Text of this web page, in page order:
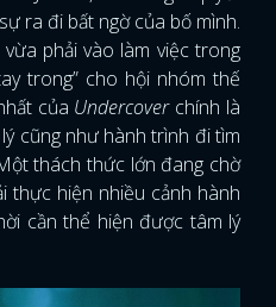
ra đi bất ngờ của bố mình.
phải vào làm việc trong
trong” cho hội nhóm thế
của Undercoverchính là
cũng như hành trình đi tìm
thách thức lớn đang chờ
thực hiện nhiều cảnh hành
cần thể hiện được tâm lý